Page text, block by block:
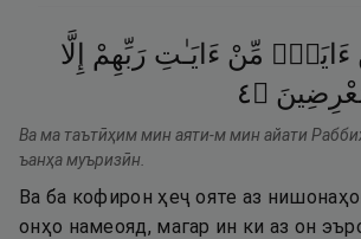
ءَايَةٍۢ مِّنْ ءَايَـٰتِ رَبِّهِمْ
إِلَّا
۝٤
Ва ма таътӣҳим мин аяти-м мин айати
ъанҳа муъризӣн.
Ва ба кофирон ҳеҷ ояте аз
онҳо намеояд, магар ин ки аз он